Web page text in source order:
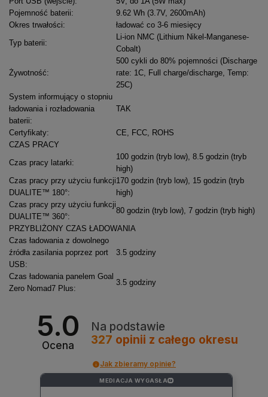
Pojemność baterii:
9.62 Wh (3.7V, 2600mAh)
Okres trwałości:
ładować co 3-6 miesięcy
Typ baterii:
Li-ion NMC (Lithium Nikel-Manganese-
Cobalt)
Żywotność:
500 cykli do 80% pojemności (Discharge
rate: 1C, Full charge/discharge, Temp:
25C)
System informujący o stopniu
ładowania i rozładowania
baterii:
TAK
Certyfikaty:
CE, FCC, ROHS
CZAS PRACY
Czas pracy latarki:
100 godzin (tryb low), 8.5 godzin (tryb
high)
Czas pracy przy użyciu funkcji
DUALITE™ 180°:
170 godzin (tryb low), 15 godzin (tryb
high)
Czas pracy przy użyciu funkcji
DUALITE™ 360°:
80 godzin (tryb low), 7 godzin (tryb high)
PRZYBLIŻONY CZAS ŁADOWANIA
Czas ładowania z dowolnego
źródła zasilania poprzez port
USB:
3.5 godziny
Czas ładowania panelem Goal
Zero Nomad7 Plus:
3.5 godziny
5.0
Ocena
Na podstawie
327 opinii z całego okresu
Jak zbieramy opinie?
MEDIACJA WYGASŁA ?